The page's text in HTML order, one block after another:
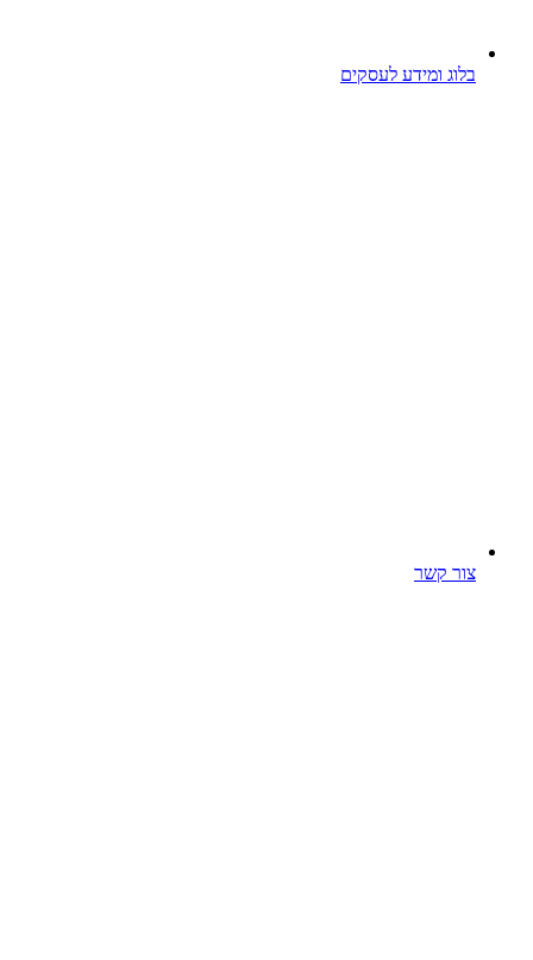
בלוג ומידע לעסקים
צור קשר